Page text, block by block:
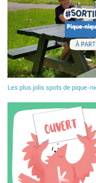
Les plus jolis spots de pique-